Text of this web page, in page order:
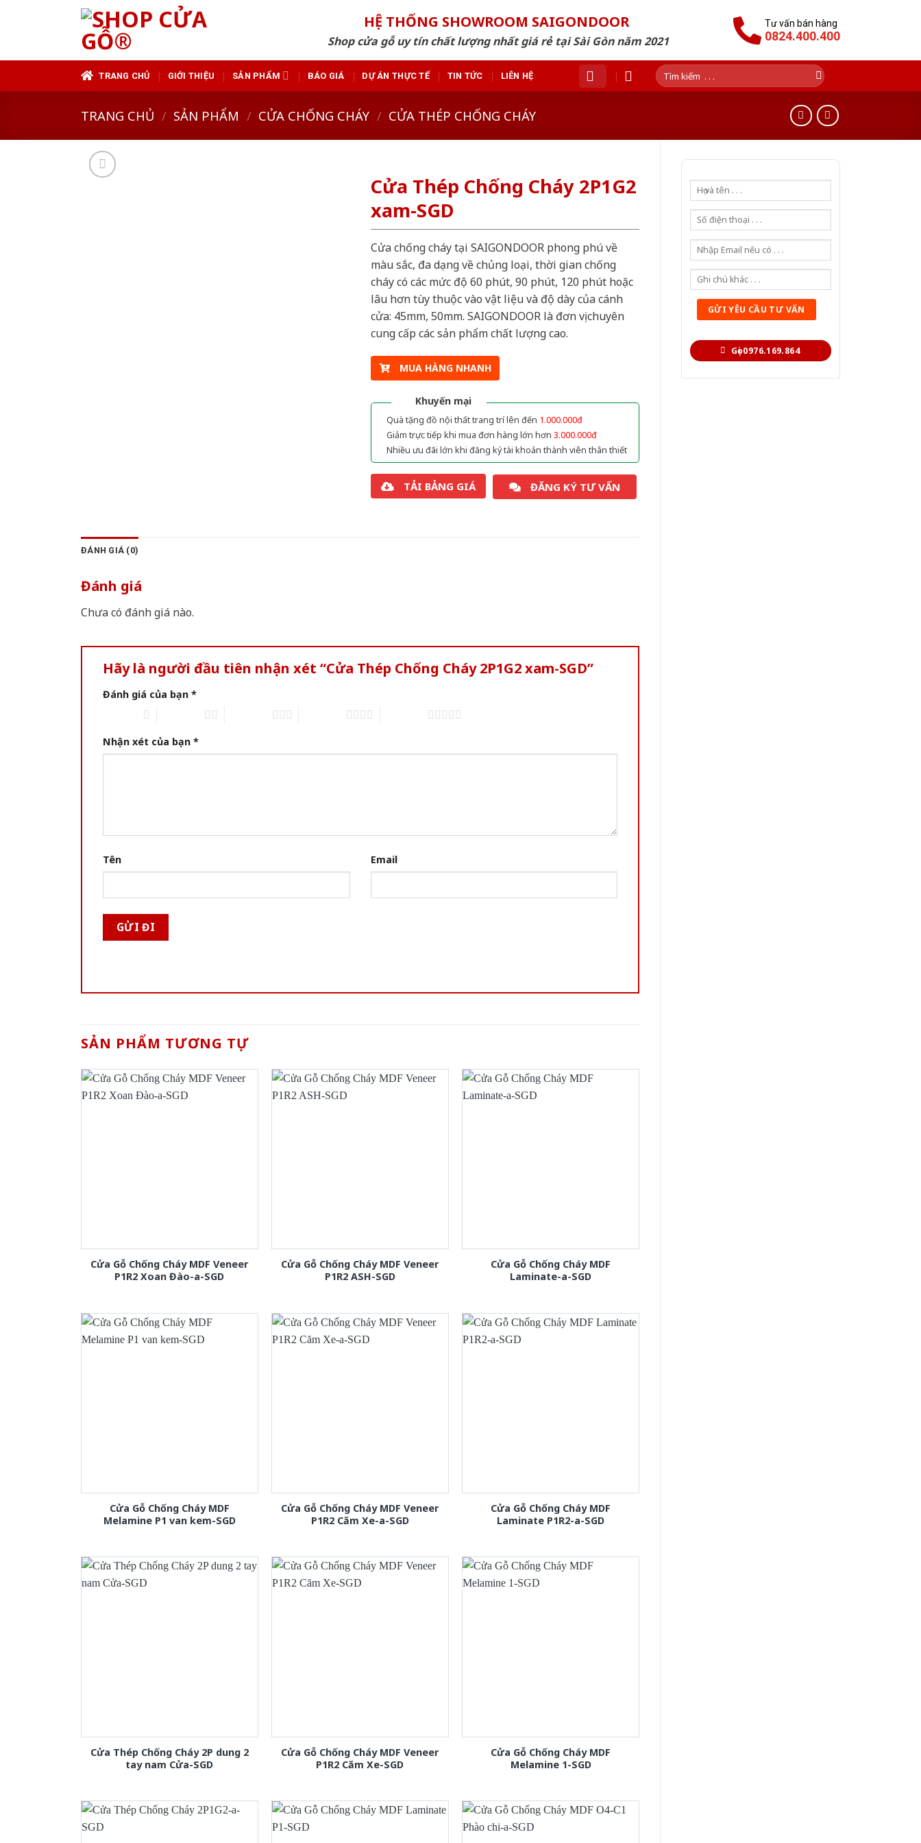
HỆ THỐNG SHOWROOM SAIGONDOOR
Shop cửa gỗ uy tín chất lượng nhất giá rẻ tại Sài Gòn năm 2021
Tư vấn bán hàng
0824.400.400
TRANG CHỦ GIỚI THIỆU SẢN PHẨM BÁO GIÁ DỰ ÁN THỰC TẾ TIN TỨC LIÊN HỆ
Tìm
kiếm:
TRANG CHỦ / SẢN PHẨM / CỬA CHỐNG CHÁY / CỬA THÉP CHỐNG CHÁY
Gọi 0976.169.864
Cửa Thép Chống Cháy 2P1G2
xam-SGD
Cửa chống cháy tại SAIGONDOOR phong phú về
màu sắc, đa dạng về chủng loại, thời gian chống
cháy có các mức độ 60 phút, 90 phút, 120 phút hoặc
lâu hơn tùy thuộc vào vật liệu và độ dày của cánh
cửa: 45mm, 50mm. SAIGONDOOR là đơn vị chuyên
cung cấp các sản phẩm chất lượng cao.
MUA HÀNG NHANH
Khuyến mại
Quà tặng đồ nội thất trang trí lên đến 1.000.000đ
Giảm trực tiếp khi mua đơn hàng lớn hơn 3.000.000đ
Nhiều ưu đãi lớn khi đăng ký tài khoản thành viên thân thiết
TẢI BẢNG GIÁ ĐĂNG KÝ TƯ VẤN
ĐÁNH GIÁ (0)
Đánh giá
Chưa có đánh giá nào.
Hãy là người đầu tiên nhận xét “Cửa Thép Chống Cháy 2P1G2 xam-SGD”
Đánh giá của bạn *
Nhận xét của bạn *
Tên Email
SẢN PHẨM TƯƠNG TỰ
Cửa Gỗ Chống Cháy MDF Veneer
P1R2 Xoan Đào-a-SGD
Cửa Gỗ Chống Cháy MDF Veneer
P1R2 ASH-SGD
Cửa Gỗ Chống Cháy MDF
Laminate-a-SGD
Cửa Gỗ Chống Cháy MDF
Melamine P1 van kem-SGD
Cửa Gỗ Chống Cháy MDF Veneer
P1R2 Căm Xe-a-SGD
Cửa Gỗ Chống Cháy MDF
Laminate P1R2-a-SGD
Cửa Thép Chống Cháy 2P dung 2
tay nam Cửa-SGD
Cửa Gỗ Chống Cháy MDF Veneer
P1R2 Căm Xe-SGD
Cửa Gỗ Chống Cháy MDF
Melamine 1-SGD